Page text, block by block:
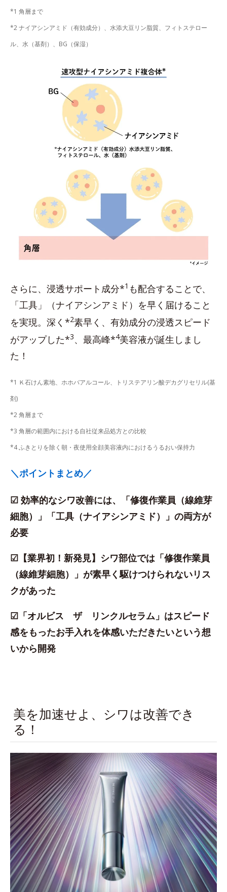
*1 角層まで
*2 ナイアシンアミド（有効成分）、水添大豆リン脂質、フィトステロー
ル、水（基剤）、BG（保湿）
さらに、浸透サポート成分*1 も配合することで、
「工具」（ナイアシンアミド）を早く届けること
を実現。深く*2素早く、有効成分の浸透スピード
がアップした*3、最高峰*4美容液が誕生しまし
た！
*1 Ｋ石けん素地、ホホバアルコール、トリステアリン酸デカグリセリル(基
剤)
*2 角層まで
*3 角層の範囲内における自社従来品処方との比較
*4 ふきとりを除く朝・夜使用全顔美容液内におけるうるおい保持力
＼ポイントまとめ／
☑ 効率的なシワ改善には、「修復作業員（線維芽
細胞）」「工具（ナイアシンアミド）」の両方が
必要
☑【業界初！新発見】シワ部位では「修復作業員
（線維芽細胞）」が素早く駆けつけられないリス
クがあった
☑「オルビス ザ リンクルセラム」はスピード
感をもったお手入れを体感いただきたいという想
いから開発
美を加速せよ、シワは改善でき
る！